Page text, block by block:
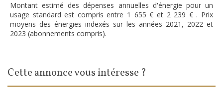
Montant estimé des dépenses annuelles d'énergie pour un
usage standard est compris entre 1 655 € et 2 239 € . Prix
moyens des énergies indexés sur les années 2021, 2022 et
2023 (abonnements compris).
cette annonce vous intéresse ?